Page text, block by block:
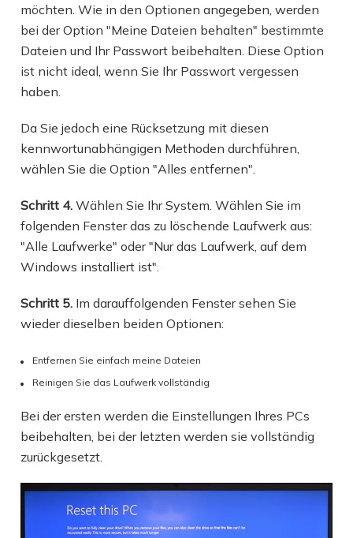
möchten. Wie in den Optionen angegeben, werden
bei der Option "Meine Dateien behalten" bestimmte
Dateien und Ihr Passwort beibehalten. Diese Option
ist nicht ideal, wenn Sie Ihr Passwort vergessen
haben.
Da Sie jedoch eine Rücksetzung mit diesen
kennwortunabhängigen Methoden durchführen,
wählen Sie die Option "Alles entfernen".
Schritt 4. Wählen Sie Ihr System. Wählen Sie im
folgenden Fenster das zu löschende Laufwerk aus:
"Alle Laufwerke" oder "Nur das Laufwerk, auf dem
Windows installiert ist".
Schritt 5. Im darauffolgenden Fenster sehen Sie
wieder dieselben beiden Optionen:
Entfernen Sie einfach meine Dateien
Reinigen Sie das Laufwerk vollständig
Bei der ersten werden die Einstellungen Ihres PCs
beibehalten, bei der letzten werden sie vollständig
zurückgesetzt.